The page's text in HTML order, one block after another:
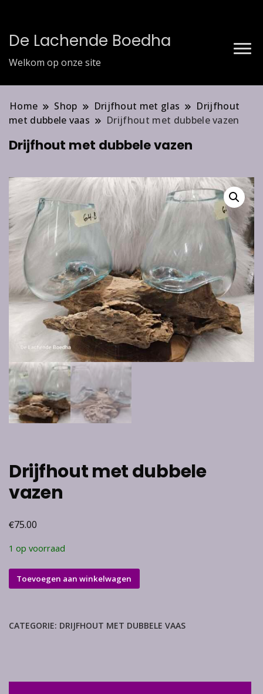
De Lachende Boedha
Welkom op onze site
Home Shop Drijfhout met glas
Drijfhout
met dubbele vaas
Drijfhout met dubbele vazen
Drijfhout met dubbele vazen
Drijfhout met dubbele
vazen
€75.00
1 op voorraad
Drijfhout
met
aantal
Toevoegen aan winkelwagen
CATEGORIE: DRIJFHOUT MET DUBBELE VAAS